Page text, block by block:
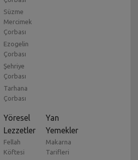
Süzme
Mercimek
Çorbası
Ezogelin
Çorbası
Şehriye
Çorbası
Tarhana
Çorbası
Yöresel
Lezzetler
Fellah
Köftesi
Yan
Yemekler
Makarna
Tarifleri